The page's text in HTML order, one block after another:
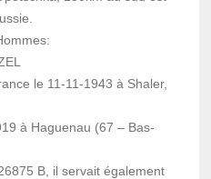
le 11-11-1943 à Shaler,
à Haguenau (67 – Bas-
B, il servait également